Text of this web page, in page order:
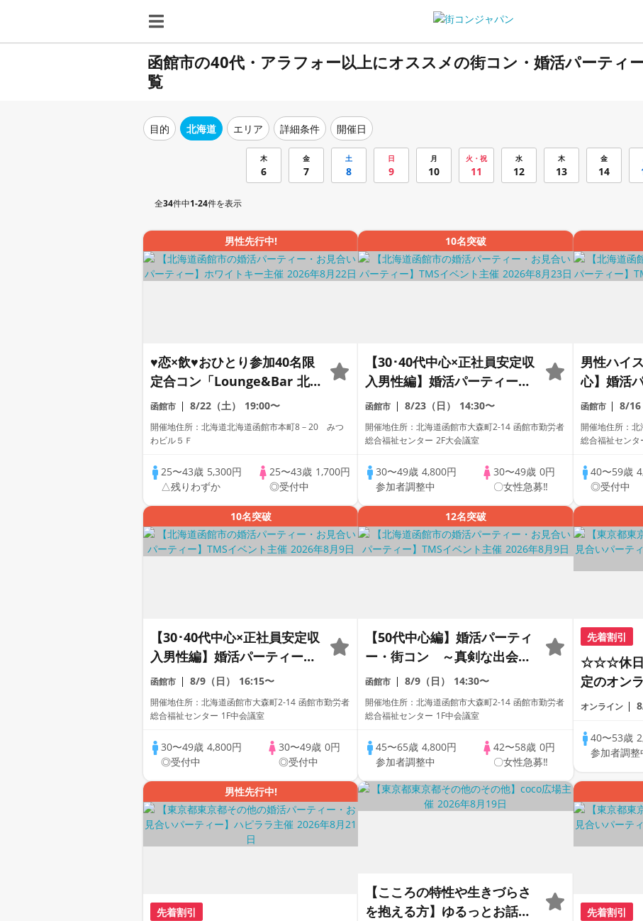
函館市の40代・アラフォー以上にオススメの街コン・婚活パーティ
覧
目的 北海道 エリア 詳細条件 開催日
木
6
金
7
土
8
日
9
月
10
火・祝
11
水
12
木
13
金
14
全34件中1-24件を表示
男性先行中!
♥恋×飲♥おひとり参加40名限
定合コン「Lounge&Bar 北
風★Premium Night」着席
＆フリースタイル/連絡先交
換自由/飲み放題付き
函館市 8/22（土） 19:00〜
開催地住所：北海道北海道函館市本町8－20 みつ
わビル５Ｆ
25〜43歳 5,300円
△残りわずか
25〜43歳 1,700円
◎受付中
10名突破
【30･40代中心×正社員安定収
入男性編】婚活パーティー・
街コン ～真剣な出会い～
函館市 8/23（日） 14:30〜
開催地住所：北海道函館市大森町2-14 函館市勤労者
総合福祉センター 2F大会議室
30〜49歳 4,800円
参加者調整中
30〜49歳0円
〇女性急募‼
男性ハイ
心】婚活
ン ～真
函館市 8/16
開催地住所：
総合福祉センタ
40〜59歳
◎受付中
10名突破
【30･40代中心×正社員安定収
入男性編】婚活パーティー・
街コン ～真剣な出会い～
函館市 8/9（日） 16:15〜
開催地住所：北海道函館市大森町2-14 函館市勤労者
総合福祉センター 1F中会議室
30〜49歳 4,800円
◎受付中
30〜49歳 0円
◎受付中
12名突破
【50代中心編】婚活パーティ
ー・街コン ～真剣な出会い
～
函館市 8/9（日） 14:30〜
開催地住所：北海道函館市大森町2-14 函館市勤労者
総合福祉センター 1F中会議室
45〜65歳 4,800円
参加者調整中
42〜58歳0円
〇女性急募‼
先着割引
☆☆☆休日
定のオン
ートの出
の方が対
♪♪ THE
PARTY!!
オンライン
40〜53歳
参加者調整
男性先行中!
先着割引
【こころの特性や生きづらさ
を抱える方】ゆるっとお話し
先着割引